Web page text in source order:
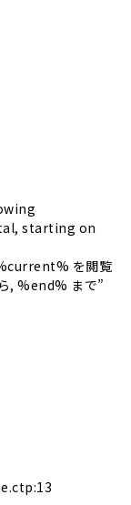
starting on
を閲覧
, %end% まで”